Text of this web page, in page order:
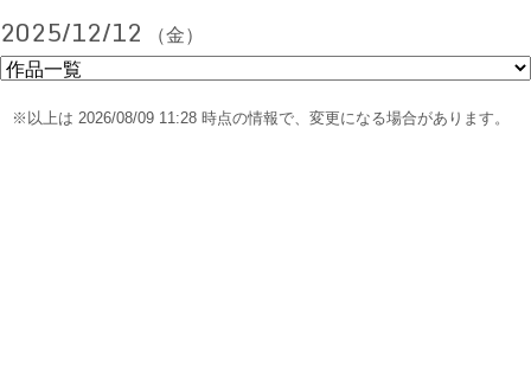
2025/12/12 （金）
※以上は 2026/08/09 11:28 時点の情報で、変更になる場合があります。